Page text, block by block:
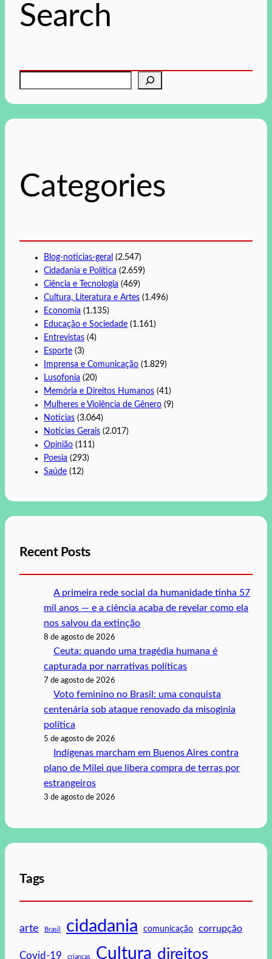
Search
aCategories
Blog-noticias-geral (2.547)
Cidadania e Política (2.659)
Ciência e Tecnologia (469)
Cultura, Literatura e Artes (1.496)
Economia (1.135)
Educação e Sociedade (1.161)
Entrevistas (4)
Esporte (3)
Imprensa e Comunicação (1.829)
Lusofonia (20)
Memória e Direitos Humanos (41)
Mulheres e Violência de Gênero (9)
Noticias (3.064)
Notícias Gerais (2.017)
Opinião (111)
Poesia (293)
Saúde (12)
Recent Posts
A primeira rede social da humanidade tinha 57
mil anos — e a ciência acaba de revelar como ela
nos salvou da extinção
8 de agosto de 2026
Ceuta: quando uma tragédia humana é
capturada por narrativas políticas
7 de agosto de 2026
Voto feminino no Brasil: uma conquista
centenária sob ataque renovado da misoginia
política
5 de agosto de 2026
Indígenas marcham em Buenos Aires contra
plano de Milei que libera compra de terras por
estrangeiros
3 de agosto de 2026
Tags
arte Brasil cidadania comunicação corrupção
Covid-19 crianças Cultura direitos